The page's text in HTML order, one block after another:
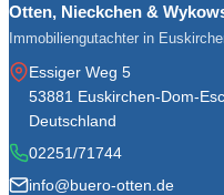
Otten, Nieckchen &
Immobiliengutachter in
Essiger Weg 5
53881 Euskirchen-Dom-
Deutschland
02251/71744
info@buero-otten.de